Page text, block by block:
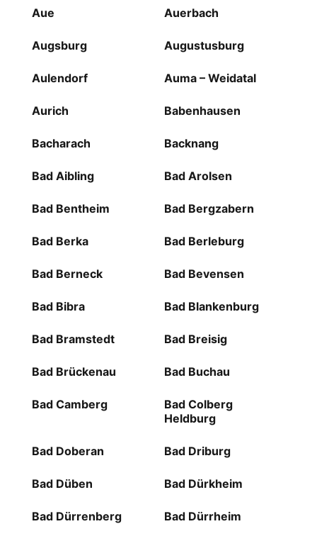
Aue Auerbach
Augsburg Augustusburg
Aulendorf Auma – Weidatal
Aurich Babenhausen
Bacharach Backnang
Bad Aibling Bad Arolsen
Bad Bentheim Bad Bergzabern
Bad Berka Bad Berleburg
Bad Berneck Bad Bevensen
Bad Bibra Bad Blankenburg
Bad Bramstedt Bad Breisig
Bad Brückenau Bad Buchau
Bad Camberg
Bad Colberg
Heldburg
Bad Doberan Bad Driburg
Bad Düben Bad Dürkheim
Bad Dürrenberg Bad Dürrheim